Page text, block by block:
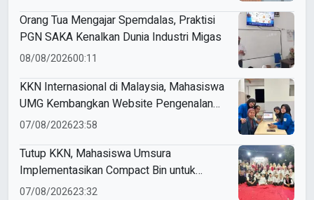
Orang Tua Mengajar Spemdalas, Praktisi
PGN SAKA Kenalkan Dunia Industri Migas
08/08/202600:11
KKN Internasional di Malaysia, Mahasiswa
UMG Kembangkan Website Pengenalan
Budaya Indonesia
07/08/202623:58
Tutup KKN, Mahasiswa Umsura
Implementasikan Compact Bin untuk
Sampah Anorganik di Ketabang
07/08/202623:32